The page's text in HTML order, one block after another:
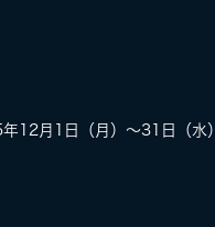
12月1日（月）〜31日（水